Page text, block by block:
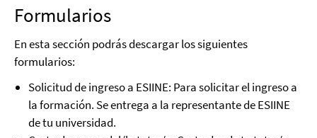
Formularios
En esta sección podrás descargar los siguientes
formularios:
Solicitud de ingreso a ESIINE: Para solicitar el ingreso a
la formación. Se entrega a la representante de ESIINE
de tu universidad.